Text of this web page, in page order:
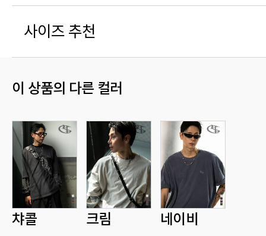
사이즈 추천
이 상품의 다른 컬러
챠콜 크림 네이비